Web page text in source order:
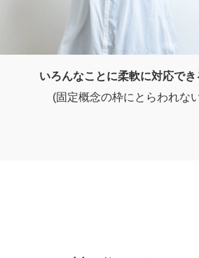
いろんなことに柔軟に対応でき
(固定概念の枠にとらわれな